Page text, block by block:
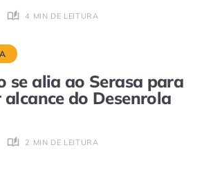
4 MIN DE LEITURA
se alia ao Serasa para
do Desenrola
2 MIN DE LEITURA